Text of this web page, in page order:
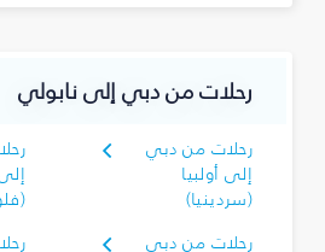
رحلات من دبي إلى نابولي
رحلات من دبي
إلى أولبيا
(سردينيا)
رحلات من دبي